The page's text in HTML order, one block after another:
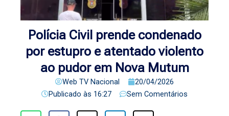
Polícia Civil prende condenado
por estupro e atentado violento
ao pudor em Nova Mutum
Web TV Nacional
20/04/2026
Publicado às 16:27 Sem Comentários